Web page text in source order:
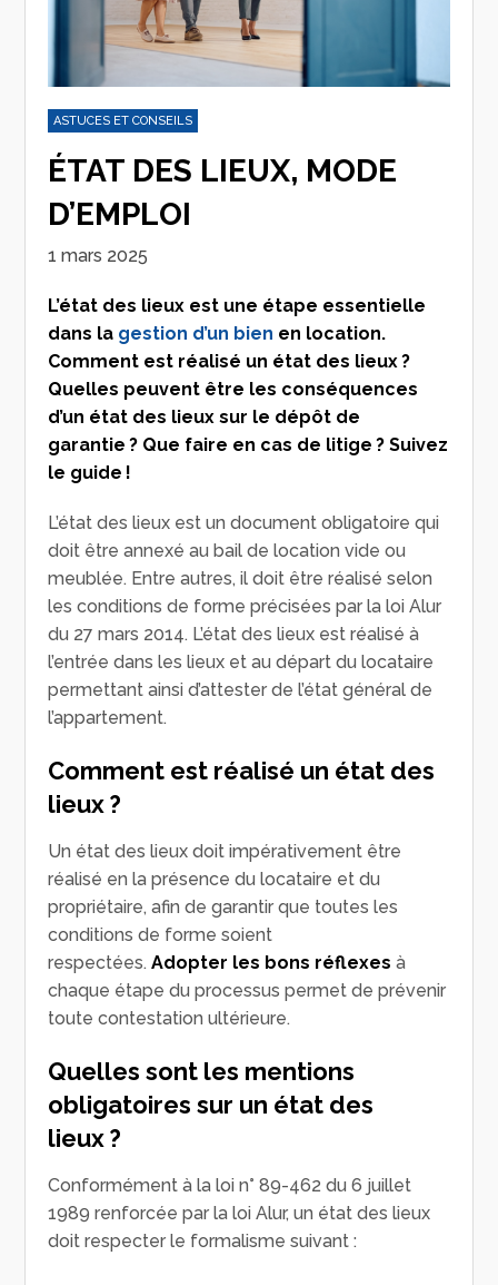
ASTUCES ET CONSEILS
ÉTAT DES LIEUX, MODE
D’EMPLOI
1 mars 2025
L’état des lieux est une étape essentielle
dans la gestion d’un bien en location.
Comment est réalisé un état des lieux ?
Quelles peuvent être les conséquences
d’un état des lieux sur le dépôt de
garantie ? Que faire en cas de litige ? Suivez
le guide !
L’état des lieux est un document obligatoire qui
doit être annexé au bail de location vide ou
meublée. Entre autres, il doit être réalisé selon
les conditions de forme précisées par la loi Alur
du 27 mars 2014. L’état des lieux est réalisé à
l’entrée dans les lieux et au départ du locataire
permettant ainsi d’attester de l’état général de
l’appartement.
Comment est réalisé un état des
lieux ?
Un état des lieux doit impérativement être
réalisé en la présence du locataire et du
propriétaire, afin de garantir que toutes les
conditions de forme soient
respectées.Adopter les bons réflexes à
chaque étape du processus permet de prévenir
toute contestation ultérieure.
Quelles sont les mentions
obligatoires sur un état des
lieux ?
Conformément à la loi n° 89-462 du 6 juillet
1989 renforcée par la loi Alur, un état des lieux
doit respecter le formalisme suivant :